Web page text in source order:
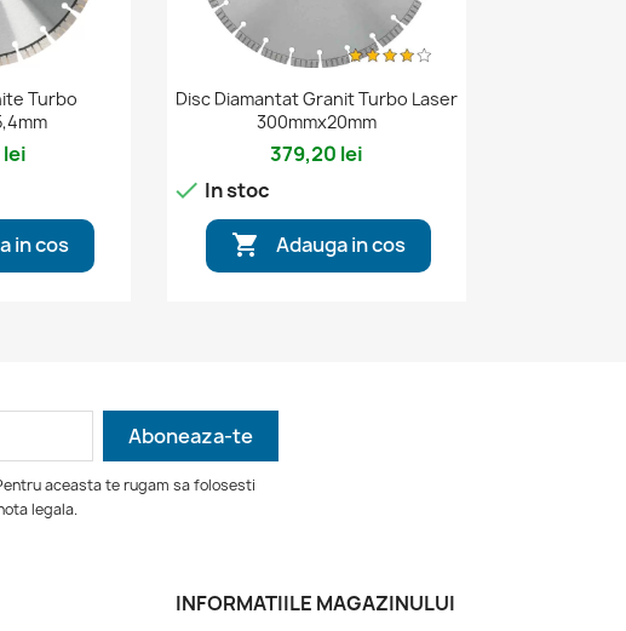
rapida
Turbo
in cos
Vizualizare rapida
Disc Diamantat Granit Turbo Laser
300mmx20mm
379,20 lei
 In stoc
 Adauga in cos
aceasta te rugam sa folosesti
legala.
INFORMATIILE MAGAZINULUI